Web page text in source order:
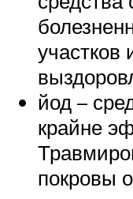
участков
йод –
крайне
покровы